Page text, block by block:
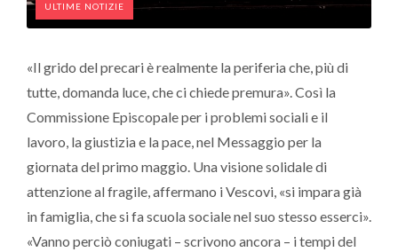
ULTIME NOTIZIE
«Il grido del precari è realmente la periferia che, più di
tutte, domanda luce, che ci chiede premura». Così la
Commissione Episcopale per i problemi sociali e il
lavoro, la giustizia e la pace, nel Messaggio per la
giornata del primo maggio. Una visione solidale di
attenzione al fragile, affermano i Vescovi, «si impara già
in famiglia, che si fa scuola sociale nel suo stesso esserci».
«Vanno perciò coniugati – scrivono ancora – i tempi del